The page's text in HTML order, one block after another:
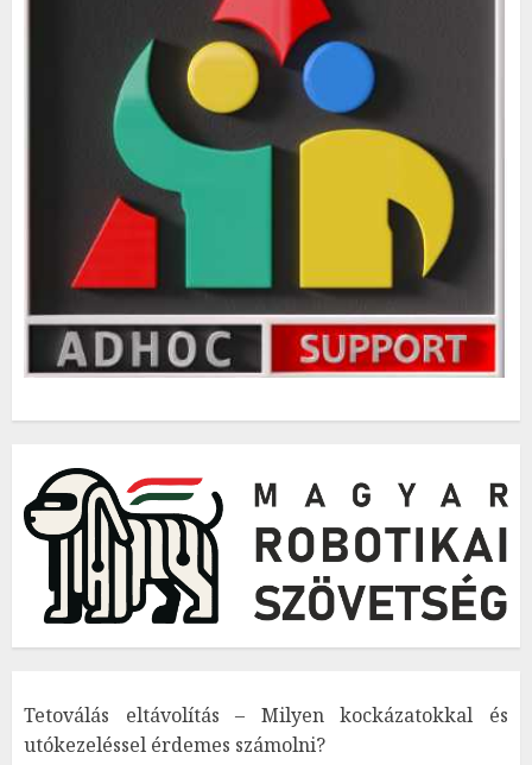
Tetoválás eltávolítás – Milyen kockázatokkal és
utókezeléssel érdemes számolni?